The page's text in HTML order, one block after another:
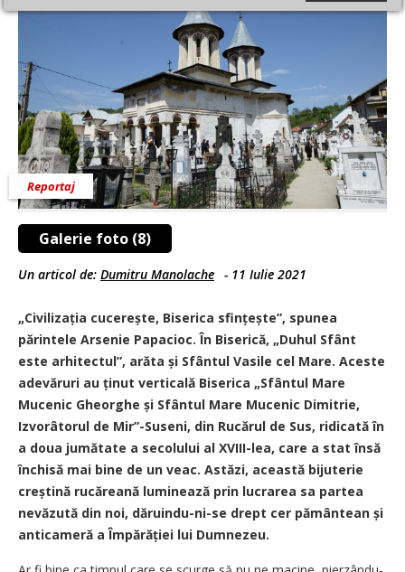
Galerie foto (8)
Reportaj
Un articol de: Dumitru Manolache - 11 Iulie 2021
„Civilizația cucerește, ­Biserica sfințește”, ­spunea
părintele Arsenie Papacioc. În Biserică, „Duhul Sfânt
este arhitectul”, arăta și Sfântul Vasile cel Mare. Aceste
adevăruri au ținut verticală ­Biserica „Sfântul Mare
Mucenic Gheorghe și Sfântul Mare Mucenic ­Dimitrie,
Izvorâtorul de Mir”-Suseni, din Rucărul de Sus, ridicată în
a doua jumătate a secolului al XVIII-lea, care a stat însă
închisă mai bine de un veac. Astăzi, această ­bijuterie
creștină rucăreană luminează prin lucrarea sa partea
nevăzută din noi, dăruindu-ni-se drept cer pământean și
anticameră a Împărăției lui Dumnezeu.